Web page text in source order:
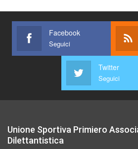
Facebook
Seguici
Twitter
Seguici
Unione Sportiva Primiero
Dilettantistica